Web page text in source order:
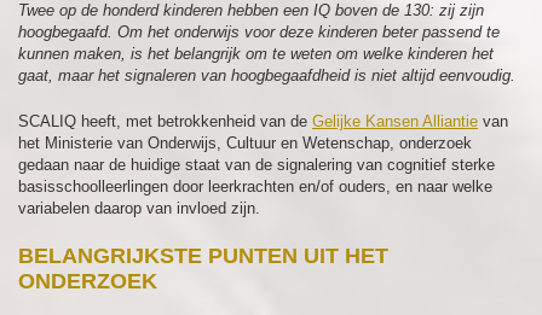
Twee op de honderd kinderen hebben een IQ boven de 130: zij zijn
hoogbegaafd. Om het onderwijs voor deze kinderen beter passend te
kunnen maken, is het belangrijk om te weten om welke kinderen het
gaat, maar het signaleren van hoogbegaafdheid is niet altijd eenvoudig.
SCALIQ heeft, met betrokkenheid van de Gelijke Kansen Alliantie van
het Ministerie van Onderwijs, Cultuur en Wetenschap, onderzoek
gedaan naar de huidige staat van de signalering van cognitief sterke
basisschoolleerlingen door leerkrachten en/of ouders, en naar welke
variabelen daarop van invloed zijn.
BELANGRIJKSTE PUNTEN UIT HET
ONDERZOEK